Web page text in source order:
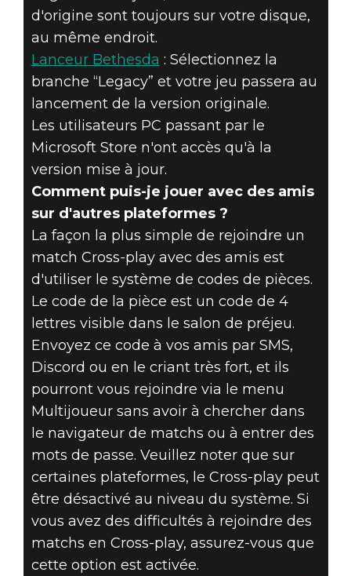
d'origine sont toujours sur votre disque,
au même endroit.
Lanceur Bethesda : Sélectionnez la
branche “Legacy” et votre jeu passera au
lancement de la version originale.
Les utilisateurs PC passant par le
Microsoft Store n'ont accès qu'à la
version mise à jour.
Comment puis-je jouer avec des amis
sur d'autres plateformes ?
La façon la plus simple de rejoindre un
match Cross-play avec des amis est
d'utiliser le système de codes de pièces.
Le code de la pièce est un code de 4
lettres visible dans le salon de préjeu.
Envoyez ce code à vos amis par SMS,
Discord ou en le criant très fort, et ils
pourront vous rejoindre via le menu
Multijoueur sans avoir à chercher dans
le navigateur de matchs ou à entrer des
mots de passe. Veuillez noter que sur
certaines plateformes, le Cross-play peut
être désactivé au niveau du système. Si
vous avez des difficultés à rejoindre des
matchs en Cross-play, assurez-vous que
cette option est activée.